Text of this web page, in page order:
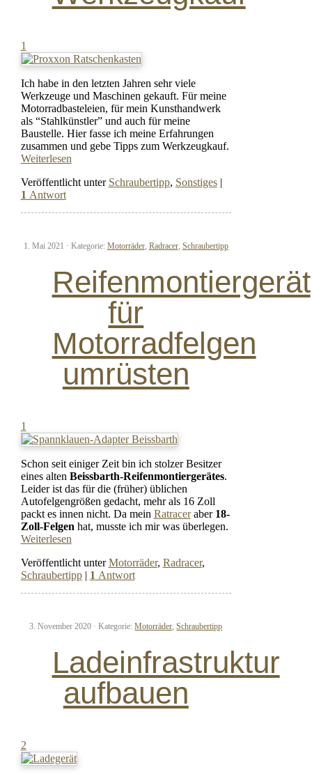
1
Ich habe in den letzten Jahren sehr viele
Werkzeuge und Maschinen gekauft. Für meine
Motorradbasteleien, für mein Kunsthandwerk
als “Stahlkünstler” und auch für meine
Baustelle. Hier fasse ich meine Erfahrungen
zusammen und gebe Tipps zum Werkzeugkauf.
Weiterlesen
Veröffentlicht unter Schraubertipp, Sonstiges |
1 Antwort
1. Mai 2021 · Kategorie: Motorräder, Radracer, Schraubertipp
Reifenmontiergerät
für
Motorradfelgen
umrüsten
1
Schon seit einiger Zeit bin ich stolzer Besitzer
eines alten Beissbarth-Reifenmontiergerätes.
Leider ist das für die (früher) üblichen
Autofelgengrößen gedacht, mehr als 16 Zoll
packt es innen nicht. Da mein Ratraceraber 18-
Zoll-Felgen hat, musste ich mir was überlegen.
Weiterlesen
Veröffentlicht unter Motorräder, Radracer,
Schraubertipp | 1 Antwort
3. November 2020 ·Kategorie:Motorräder,Schraubertipp
Ladeinfrastruktur
aufbauen
2